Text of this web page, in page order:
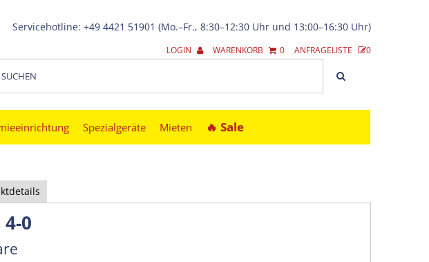
Servicehotline: +49 4421 51901 (Mo.–Fr., 8:30–12:30 Uhr und 13:00–16:30 Uhr)
LOGIN WARENKORB 0 ANFRAGELISTE 0
Spezialgeräte Mieten 🔥︎ Sale
0